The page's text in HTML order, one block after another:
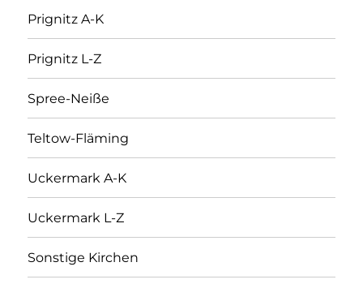
Prignitz A-K
Prignitz L-Z
Spree-Neiße
Teltow-Fläming
Uckermark A-K
Uckermark L-Z
Sonstige Kirchen